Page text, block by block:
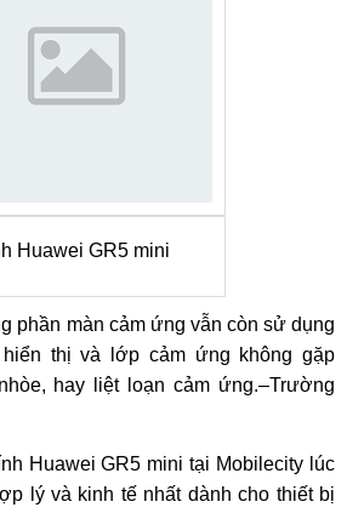
Huawei GR5 mini
phần màn cảm ứng vẫn còn sử dụng
thị và lớp cảm ứng không gặp
hay liệt loạn cảm ứng.–Trường
Huawei GR5 mini tại Mobilecity lúc
lý và kinh tế nhất dành cho thiết bị